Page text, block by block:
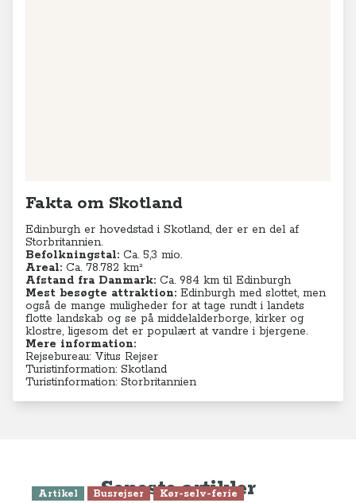
Fakta om Skotland
Edinburgh er hovedstad i Skotland, der er en del af
Storbritannien.
Befolkningstal: Ca. 5,3 mio.
Areal: Ca. 78.782 km²
Afstand fra Danmark: Ca. 984 km til Edinburgh
Mest besøgte attraktion: Edinburgh med slottet, men
også de mange muligheder for at tage rundt i landets
flotte landskab og se på middelalderborge, kirker og
klostre, ligesom det er populært at vandre i bjergene.
Mere information:
Rejsebureau: Vitus Rejser
Turistinformation: Skotland
Turistinformation: Storbritannien
Seneste artikler
Artikel Busrejser Kør-selv-ferie